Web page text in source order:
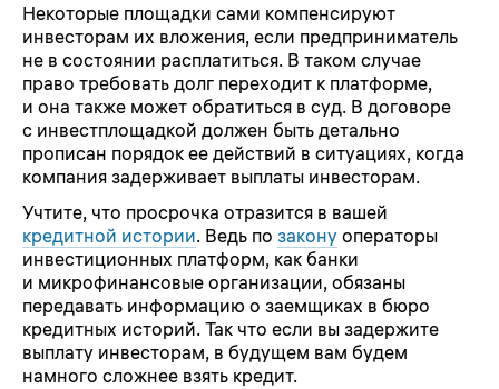
Некоторые площадки сами компенсируют
инвесторам их вложения, если предприниматель
не в состоянии расплатиться. В таком случае
право требовать долг переходит к платформе,
и она также может обратиться в суд. В договоре
с инвестплощадкой должен быть детально
прописан порядок ее действий в ситуациях, когда
компания задерживает выплаты инвесторам.
Учтите, что просрочка отразится в вашей
кредитной истории. Ведь по закону операторы
инвестиционных платформ, как банки
и микрофинансовые организации, обязаны
передавать информацию о заемщиках в бюро
кредитных историй. Так что если вы задержите
выплату инвесторам, в будущем вам будем
намного сложнее взять кредит.